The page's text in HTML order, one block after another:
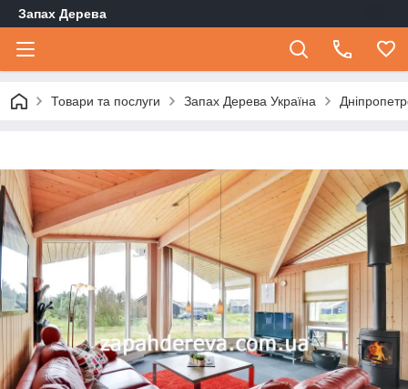
Запах Дерева
Товари та послуги Запах Дерева Україна